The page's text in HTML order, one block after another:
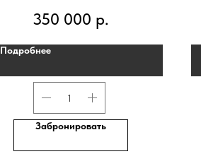
350 000 р.
Подробнее
Забронировать